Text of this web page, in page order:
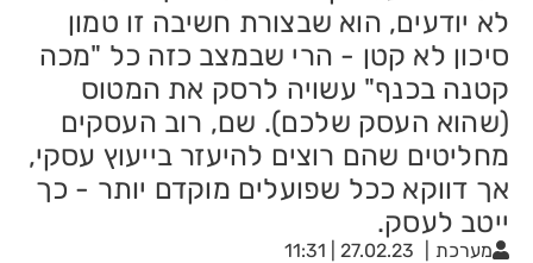
לא יודעים, הוא שבצורת חשיבה זו טמון
סיכון לא קטן - הרי שבמצב כזה כל "מכה
קטנה בכנף" עשויה לרסק את המטוס
(שהוא העסק שלכם). שם, רוב העסקים
מחליטים שהם רוצים להיעזר בייעוץ עסקי,
אך דווקא ככל שפועלים מוקדם יותר - כך
ייטב לעסק.
מערכת 27.02.23 | 11:31